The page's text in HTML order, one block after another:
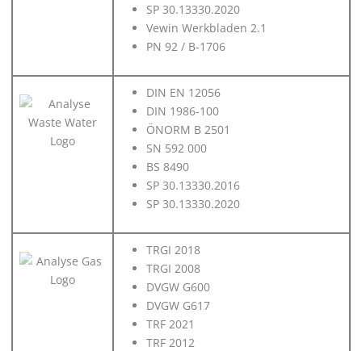
SP 30.13330.2020
Vewin Werkbladen 2.1
PN 92 / B-1706
DIN EN 12056
DIN 1986-100
ÖNORM B 2501
SN 592 000
BS 8490
SP 30.13330.2016
SP 30.13330.2020
TRGI 2018
TRGI 2008
DVGW G600
DVGW G617
TRF 2021
TRF 2012